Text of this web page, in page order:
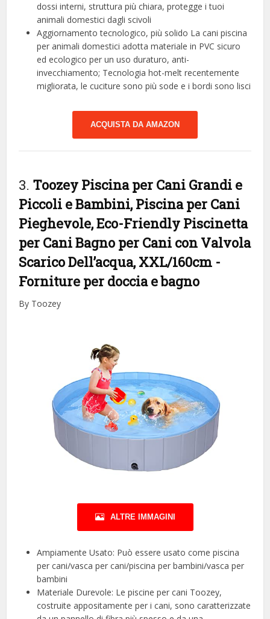
dossi interni, struttura più chiara, protegge i tuoi
animali domestici dagli scivoli
Aggiornamento tecnologico, più solido La cani piscina
per animali domestici adotta materiale in PVC sicuro
ed ecologico per un uso duraturo, anti-
invecchiamento; Tecnologia hot-melt recentemente
migliorata, le cuciture sono più sode e i bordi sono lisci
ACQUISTA DA AMAZON
3. Toozey Piscina per Cani Grandi e
Piccoli e Bambini, Piscina per Cani
Pieghevole, Eco-Friendly Piscinetta
per Cani Bagno per Cani con Valvola
Scarico Dell’acqua, XXL/160cm -
Forniture per doccia e bagno
By Toozey
ALTRE IMMAGINI
Ampiamente Usato: Può essere usato come piscina
per cani/vasca per cani/piscina per bambini/vasca per
bambini
Materiale Durevole: Le piscine per cani Toozey,
costruite appositamente per i cani, sono caratterizzate